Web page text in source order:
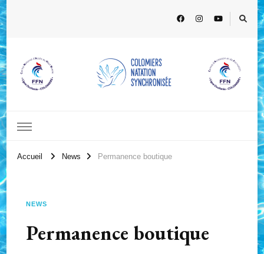
Accueil News Permanence boutique
NEWS
Permanence boutique